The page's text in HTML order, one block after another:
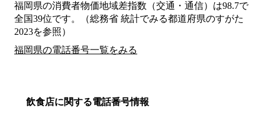
福岡県の消費者物価地域差指数（交通・通信）は98.7で
全国39位です。（総務省 統計でみる都道府県のすがた
2023を参照）
福岡県の電話番号一覧をみる
飲食店に関する電話番号情報